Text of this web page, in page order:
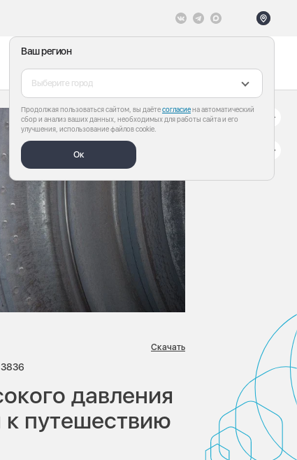
Ваш регион
Выберите город
Продолжая пользоваться сайтом, вы даётесогласиена автоматический
сбор и анализ ваших данных, необходимых для работы сайта и его
улучшения, использование файлов cookie.
Ок
Просмотров:
3836
Скачать
давления
путешествию